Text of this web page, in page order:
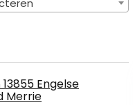
Engelse
Merrie